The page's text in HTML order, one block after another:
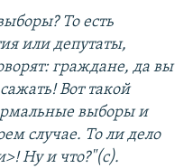
То есть
или депутаты,
граждане, да вы
Вот такой
выборы и
случае. То ли дело
Ну и что?"(с).